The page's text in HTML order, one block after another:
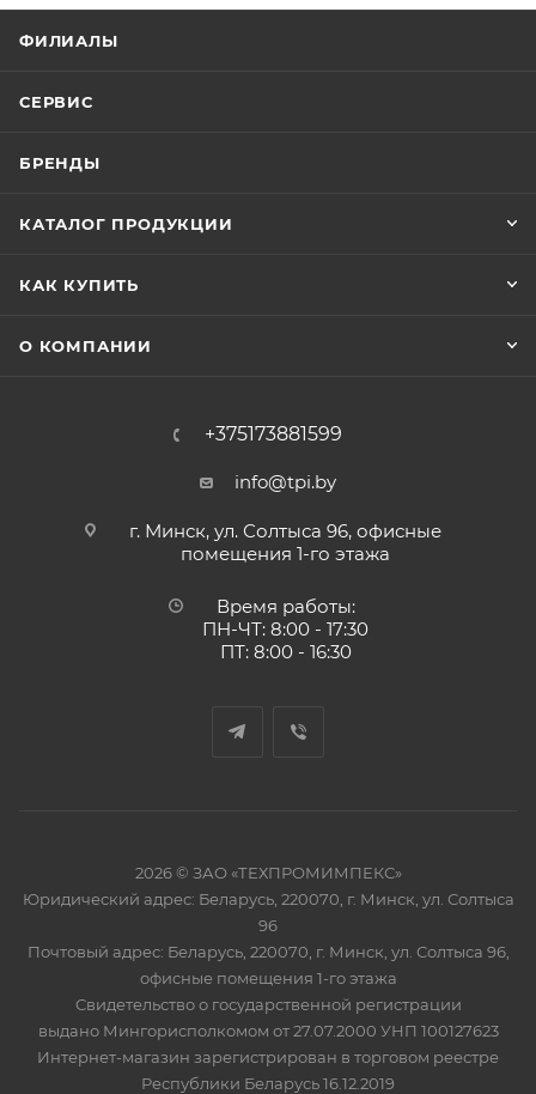
ФИЛИАЛЫ
СЕРВИС
БРЕНДЫ
КАТАЛОГ ПРОДУКЦИИ
КАК КУПИТЬ
О КОМПАНИИ
+375173881599
info@tpi.by
г. Минск, ул. Солтыса 96, офисные
помещения 1-го этажа
Время работы:
ПН-ЧТ: 8:00 - 17:30
ПТ: 8:00 - 16:30
2026 © ЗАО «ТЕХПРОМИМПЕКС»
Юридический адрес: Беларусь, 220070, г. Минск, ул. Солтыса
96
Почтовый адрес: Беларусь, 220070, г. Минск, ул. Солтыса 96,
офисные помещения 1-го этажа
Свидетельство о государственной регистрации
выдано Мингорисполкомом от 27.07.2000 УНП 100127623
Интернет-магазин зарегистрирован в торговом реестре
Республики Беларусь 16.12.2019